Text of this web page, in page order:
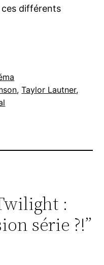
ces différents
, Taylor Lautner
:
série ?!”